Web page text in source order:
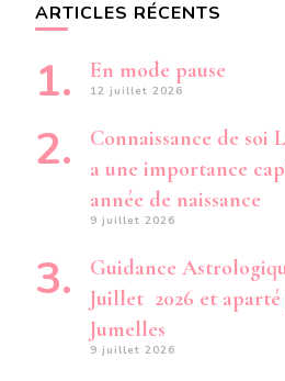
ARTICLES RÉCENTS
En mode pause
12 juillet 2026
Connaissance de soi
a une importance
année de naissance
9 juillet 2026
Guidance
Juillet 2026 et
Jumelles
9 juillet 2026